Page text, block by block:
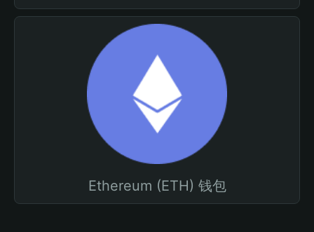
Ethereum (ETH) 钱包